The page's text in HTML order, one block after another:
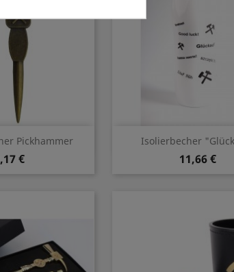
Pickhammer
€
Isolierbecher
11,66 €
Vorschau